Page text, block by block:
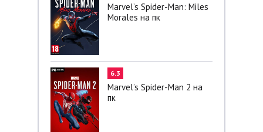
Marvel’s Spider-Man: Miles
Morales на пк
6.3
Marvel’s Spider-Man 2 на
пк